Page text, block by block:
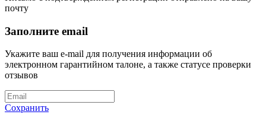
почту
Заполните email
Укажите ваш e-mail для получения информации об
электронном гарантийном талоне, а также статусе проверки
отзывов
Сохранить